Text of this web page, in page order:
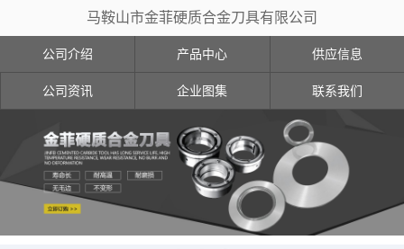
马鞍山市金菲硬质合金刀具有限公司
公司介绍 产品中心 供应信息
公司资讯 企业图集 联系我们